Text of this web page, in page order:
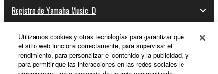
Registro de Yamaha Music ID
Acerca de Yamaha
Utilizamos cookies y otras tecnologías para garantizar que
el sitio web funciona correctamente, para supervisar el
rendimiento, para personalizar el contenido y la publicidad, y
para permitir que las interacciones en las redes sociales le